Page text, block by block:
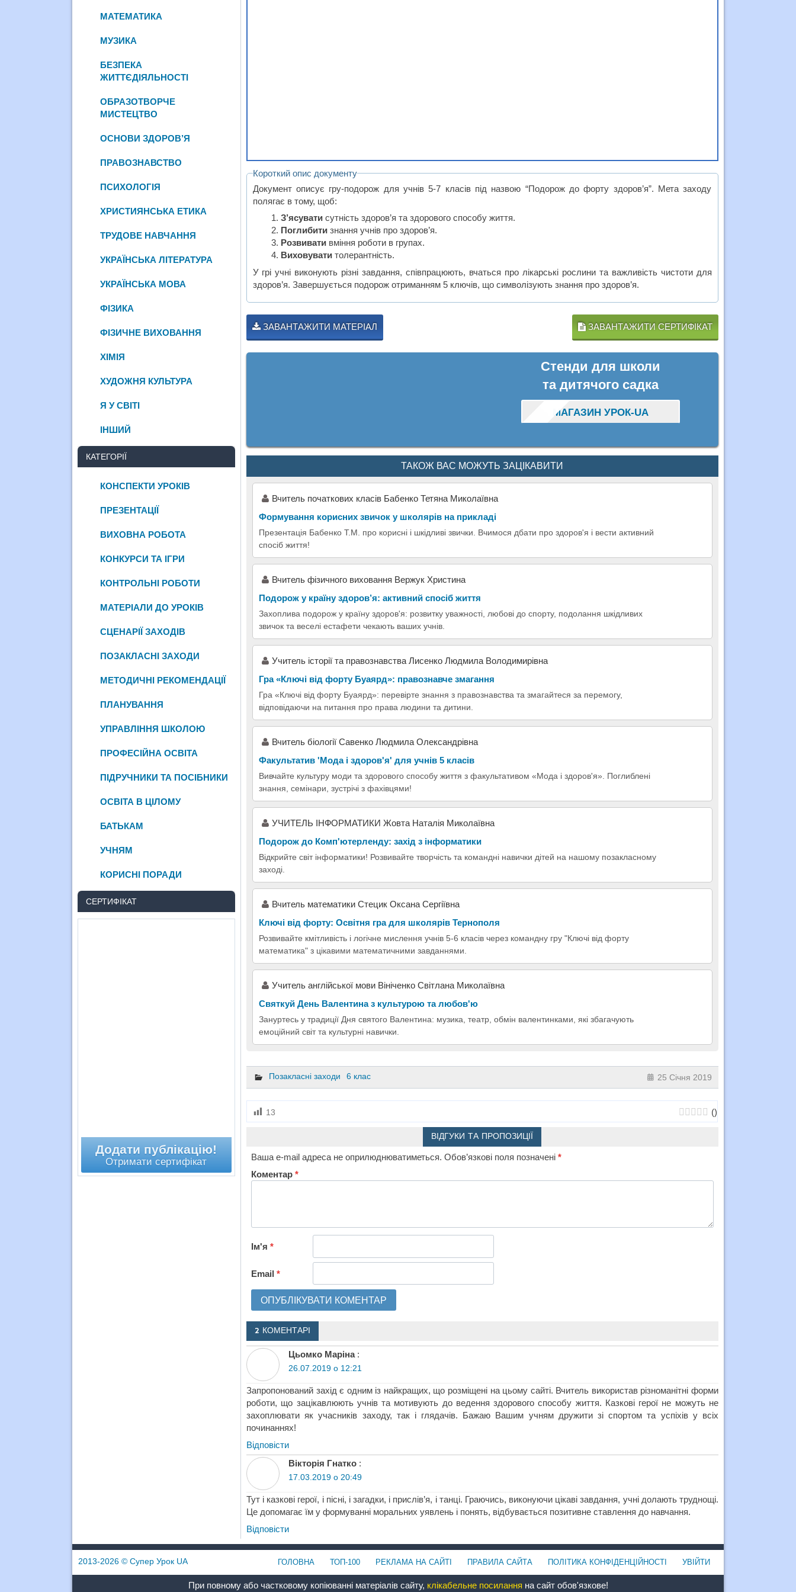
Короткий опис документу
Документ описує гру-подорож для учнів 5-7 класів під назвою “Подорож до форту здоров’я”. Мета заходу
полягає в тому, щоб:
З’ясувати сутність здоров’я та здорового способу життя.
Поглибити знання учнів про здоров’я.
Розвивати вміння роботи в групах.
Виховувати толерантність.
У грі учні виконують різні завдання, співпрацюють, вчаться про лікарські рослини та важливість чистоти для
здоров’я. Завершується подорож отриманням 5 ключів, що символізують знання про здоров’я.
ЗАВАНТАЖИТИ МАТЕРІАЛ ЗАВАНТАЖИТИ СЕРТИФІКАТ
Стенди для школи
та дитячого садка
МАГАЗИН УРОК-UA
ТАКОЖ ВАС МОЖУТЬ ЗАЦІКАВИТИ
Вчитель початкових класів Бабенко Тетяна Миколаївна
Формування корисних звичок у школярів на прикладі
Презентація Бабенко Т.М. про корисні і шкідливі звички. Вчимося дбати про здоров'я і вести активний
спосіб життя!
Вчитель фізичного виховання Вержук Христина
Подорож у країну здоров’я: активний спосіб життя
Захоплива подорож у країну здоров'я: розвитку уважності, любові до спорту, подолання шкідливих
звичок та веселі естафети чекають ваших учнів.
Учитель історії та правознавства Лисенко Людмила Володимирівна
Гра «Ключі від форту Буаярд»: правознавче змагання
Гра «Ключі від форту Буаярд»: перевірте знання з правознавства та змагайтеся за перемогу,
відповідаючи на питання про права людини та дитини.
Вчитель біології Савенко Людмила Олександрівна
Факультатив 'Мода і здоров'я' для учнів 5 класів
Вивчайте культуру моди та здорового способу життя з факультативом «Мода і здоров'я». Поглиблені
знання, семінари, зустрічі з фахівцями!
УЧИТЕЛЬ ІНФОРМАТИКИ Жовта Наталія Миколаївна
Подорож до Комп'ютерленду: захід з інформатики
Відкрийте світ інформатики! Розвивайте творчість та командні навички дітей на нашому позакласному
заході.
Вчитель математики Стецик Оксана Сергіївна
Ключі від форту: Освітня гра для школярів Тернополя
Розвивайте кмітливість і логічне мислення учнів 5-6 класів через командну гру "Ключі від форту
математика" з цікавими математичними завданнями.
Учитель англійської мови Вініченко Світлана Миколаївна
Святкуй День Валентина з культурою та любов'ю
Зануртесь у традиції Дня святого Валентина: музика, театр, обмін валентинками, які збагачують
емоційний світ та культурні навички.
Позакласні заходи 6 клас 25 Січня 2019
13 ()
ВІДГУКИ ТА ПРОПОЗИЦІЇ
Ваша e-mail адреса не оприлюднюватиметься. Обов’язкові поля позначені *
Коментар *
Ім'я *
Email *
2 КОМЕНТАРІ
Цьомко Маріна :
26.07.2019 о 12:21
Запропонований захід є одним із найкращих, що розміщені на цьому сайті. Вчитель використав різноманітні форми
роботи, що зацікавлюють учнів та мотивують до ведення здорового способу життя. Казкові герої не можуть не
захоплювати як учасників заходу, так і глядачів. Бажаю Вашим учням дружити зі спортом та успіхів у всіх
починаннях!
Відповіcти
Вікторія Гнатко :
17.03.2019 о 20:49
Тут і казкові герої, і пісні, і загадки, і прислів’я, і танці. Граючись, виконуючи цікаві завдання, учні долають труднощі.
Це допомагає їм у формуванні моральних уявлень і понять, відбувається позитивне ставлення до навчання.
Відповіcти
МАТЕМАТИКА
МУЗИКА
БЕЗПЕКА
ЖИТТЄДІЯЛЬНОСТІ
ОБРАЗОТВОРЧЕ
МИСТЕЦТВО
ОСНОВИ ЗДОРОВ’Я
ПРАВОЗНАВСТВО
ПСИХОЛОГІЯ
ХРИСТИЯНСЬКА ЕТИКА
ТРУДОВЕ НАВЧАННЯ
УКРАЇНСЬКА ЛІТЕРАТУРА
УКРАЇНСЬКА МОВА
ФІЗИКА
ФІЗИЧНЕ ВИХОВАННЯ
ХІМІЯ
ХУДОЖНЯ КУЛЬТУРА
Я У СВІТІ
ІНШИЙ
КАТЕГОРІЇ
КОНСПЕКТИ УРОКІВ
ПРЕЗЕНТАЦІЇ
ВИХОВНА РОБОТА
КОНКУРСИ ТА ІГРИ
КОНТРОЛЬНІ РОБОТИ
МАТЕРІАЛИ ДО УРОКІВ
СЦЕНАРІЇ ЗАХОДІВ
ПОЗАКЛАСНІ ЗАХОДИ
МЕТОДИЧНІ РЕКОМЕНДАЦІЇ
ПЛАНУВАННЯ
УПРАВЛІННЯ ШКОЛОЮ
ПРОФЕСІЙНА ОСВІТА
ПІДРУЧНИКИ ТА ПОСІБНИКИ
ОСВІТА В ЦІЛОМУ
БАТЬКАМ
УЧНЯМ
КОРИСНІ ПОРАДИ
СЕРТИФІКАТ
Додати публікацію!
Отримати сертифікат
2013-2026© Супер Урок UA ГОЛОВНА ТОП-100 РЕКЛАМА НА САЙТІ ПРАВИЛА САЙТА ПОЛІТИКА КОНФІДЕНЦІЙНОСТІ УВІЙТИ
При повному або частковому копіюванні матеріалів сайту, клікабельне посилання на сайт обов'язкове!